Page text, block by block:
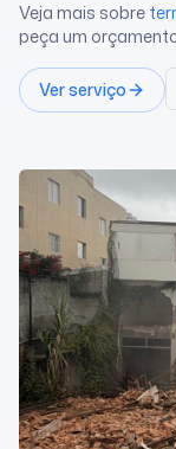
Veja mais sobre
peça um
Ver serviço